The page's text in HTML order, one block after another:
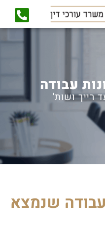
עבודה
רייך ושות'
עבודה שנמצא